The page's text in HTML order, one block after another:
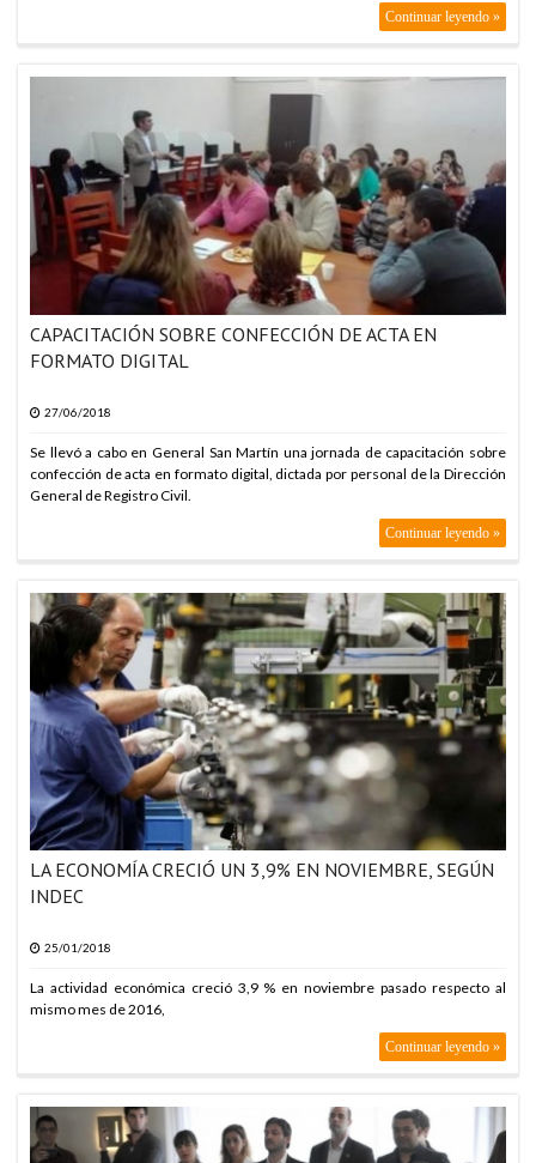
Continuar leyendo »
CAPACITACIÓN SOBRE CONFECCIÓN DE ACTA EN
FORMATO DIGITAL
27/06/2018
Se llevó a cabo en General San Martín una jornada de capacitación sobre
confección de acta en formato digital, dictada por personal de la Dirección
General de Registro Civil.
Continuar leyendo »
LA ECONOMÍA CRECIÓ UN 3,9% EN NOVIEMBRE, SEGÚN
INDEC
25/01/2018
La actividad económica creció 3,9 % en noviembre pasado respecto al
mismo mes de 2016,
Continuar leyendo »